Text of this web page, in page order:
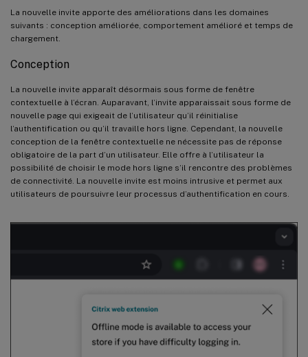
La nouvelle invite apporte des améliorations dans les domaines
suivants : conception améliorée, comportement amélioré et temps de
chargement.
Conception
La nouvelle invite apparaît désormais sous forme de fenêtre
contextuelle à l’écran. Auparavant, l’invite apparaissait sous forme de
nouvelle page qui exigeait de l’utilisateur qu’il réinitialise
l’authentification ou qu’il travaille hors ligne. Cependant, la nouvelle
conception de la fenêtre contextuelle ne nécessite pas de réponse
obligatoire de la part d’un utilisateur. Elle offre à l’utilisateur la
possibilité de choisir le mode hors ligne s’il rencontre des problèmes
de connectivité. La nouvelle invite est moins intrusive et permet aux
utilisateurs de poursuivre leur processus d’authentification en cours.